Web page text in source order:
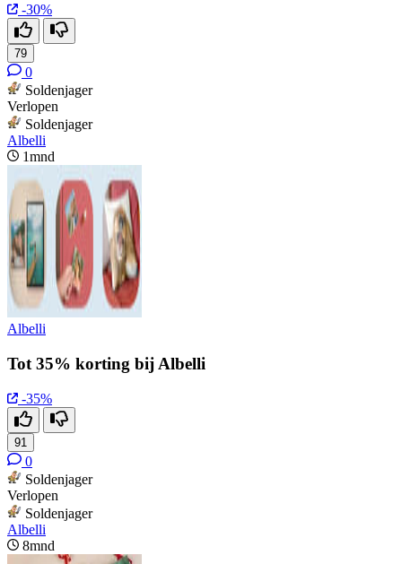
-30%
79
0
Soldenjager
Verlopen
Soldenjager
Albelli
1mnd
Albelli
Tot 35% korting bij Albelli
-35%
91
0
Soldenjager
Verlopen
Soldenjager
Albelli
8mnd